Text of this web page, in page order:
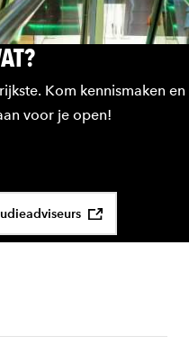
Kom kennismaken en
voor je open!